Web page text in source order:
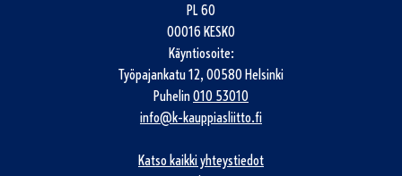
PL 60
00016 KESKO
Käyntiosoite:
Työpajankatu 12, 00580 Helsinki
Puhelin010 53010
info@k-kauppiasliitto.fi
Katso kaikki yhteystiedot